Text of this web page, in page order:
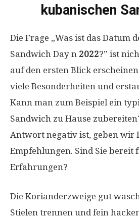
kubanischen
Die Frage „Was ist das Datum
Sandwich Day n 2022?” ist
auf den ersten Blick
viele Besonderheiten und
Kann man zum Beispiel ein
Sandwich zu Hause
Antwort negativ ist, geben wir
Empfehlungen. Sind Sie bereit
Erfahrungen?
Die Korianderzweige gut
Stielen trennen und fein